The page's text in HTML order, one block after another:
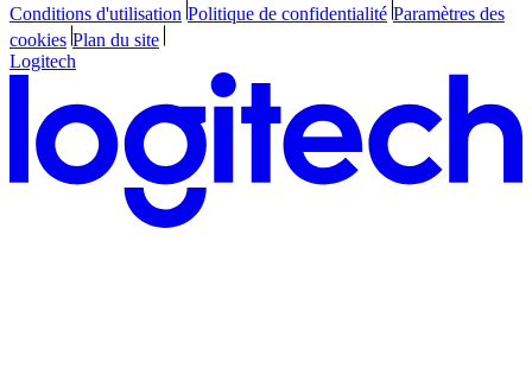
Conditions d'utilisation Politique de confidentialité Paramètres des
cookies Plan du site
Logitech